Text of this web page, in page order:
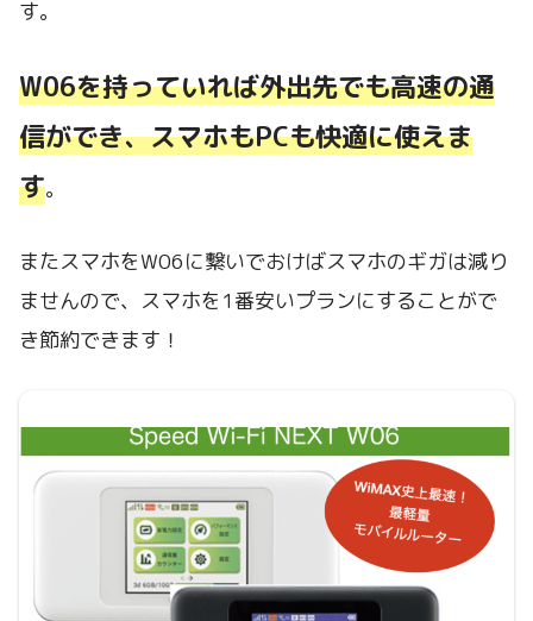
す。
W06を持っていれば外出先でも高速の通
信ができ、スマホもPCも快適に使えま
す。
またスマホをW06に繋いでおけばスマホのギガは減り
ませんので、スマホを1番安いプランにすることがで
き節約できます！